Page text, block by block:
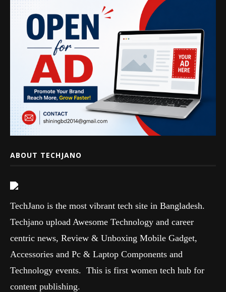
ABOUT TECHJANO
TechJano is the most vibrant tech site in Bangladesh.
Techjano upload Awesome Technology and career
centric news, Review & Unboxing Mobile Gadget,
Accessories and Pc & Laptop Components and
Technology events. This is first women tech hub for
content publishing.